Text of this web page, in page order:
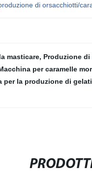
di orsacchiotti/
masticare, Produzione
per caramelle
per la produzione di